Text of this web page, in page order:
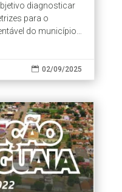
diagnosticar
para o
do município.
 02/09/2025